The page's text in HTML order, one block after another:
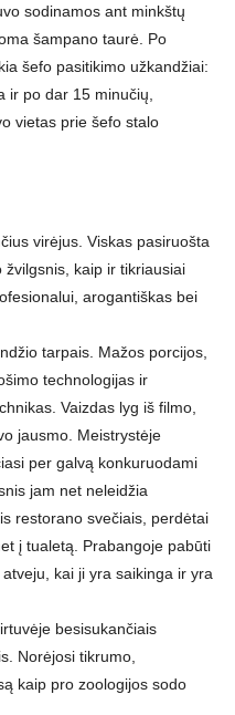
sodinamos ant minkštų
šampano taurė. Po
šefo pasitikimo užkandžiai:
ir po dar 15 minučių,
vietas prie šefo stalo
virėjus. Viskas pasiruošta
kaip ir tikriausiai
arogantiškas bei
tarpais. Mažos porcijos,
technologijas ir
Vaizdas lyg iš filmo,
jausmo. Meistrystėje
per galvą konkuruodami
jam net neleidžia
restorano svečiais, perdėtai
į tualetą. Prabangoje pabūti
kai ji yra saikinga ir yra
besisukančiais
Norėjosi tikrumo,
kaip pro zoologijos sodo